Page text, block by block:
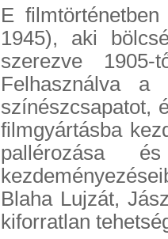
E
1945), aki
szerezve
Felhasználva
színészcsapatot,
filmgyártásba
pallérozása
Blaha Lujzát,
kiforratlan